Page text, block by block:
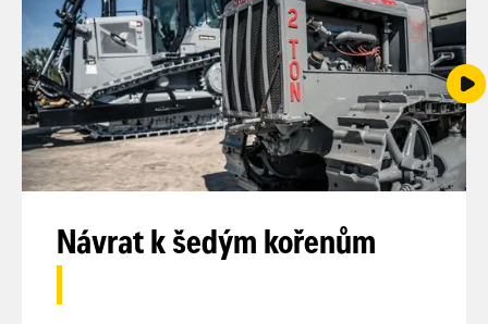
Návrat k šedým kořenům